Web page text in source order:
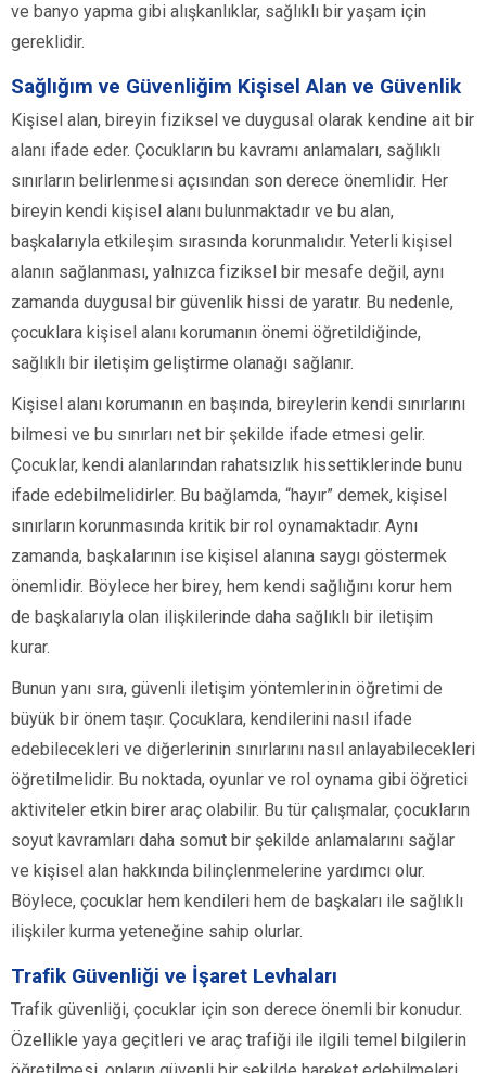
ve banyo yapma gibi alışkanlıklar, sağlıklı bir yaşam için
gereklidir.
Sağlığım ve Güvenliğim Kişisel Alan ve Güvenlik
Kişisel alan, bireyin fiziksel ve duygusal olarak kendine ait bir
alanı ifade eder. Çocukların bu kavramı anlamaları, sağlıklı
sınırların belirlenmesi açısından son derece önemlidir. Her
bireyin kendi kişisel alanı bulunmaktadır ve bu alan,
başkalarıyla etkileşim sırasında korunmalıdır. Yeterli kişisel
alanın sağlanması, yalnızca fiziksel bir mesafe değil, aynı
zamanda duygusal bir güvenlik hissi de yaratır. Bu nedenle,
çocuklara kişisel alanı korumanın önemi öğretildiğinde,
sağlıklı bir iletişim geliştirme olanağı sağlanır.
Kişisel alanı korumanın en başında, bireylerin kendi sınırlarını
bilmesi ve bu sınırları net bir şekilde ifade etmesi gelir.
Çocuklar, kendi alanlarından rahatsızlık hissettiklerinde bunu
ifade edebilmelidirler. Bu bağlamda, “hayır” demek, kişisel
sınırların korunmasında kritik bir rol oynamaktadır. Aynı
zamanda, başkalarının ise kişisel alanına saygı göstermek
önemlidir. Böylece her birey, hem kendi sağlığını korur hem
de başkalarıyla olan ilişkilerinde daha sağlıklı bir iletişim
kurar.
Bunun yanı sıra, güvenli iletişim yöntemlerinin öğretimi de
büyük bir önem taşır. Çocuklara, kendilerini nasıl ifade
edebilecekleri ve diğerlerinin sınırlarını nasıl anlayabilecekleri
öğretilmelidir. Bu noktada, oyunlar ve rol oynama gibi öğretici
aktiviteler etkin birer araç olabilir. Bu tür çalışmalar, çocukların
soyut kavramları daha somut bir şekilde anlamalarını sağlar
ve kişisel alan hakkında bilinçlenmelerine yardımcı olur.
Böylece, çocuklar hem kendileri hem de başkaları ile sağlıklı
ilişkiler kurma yeteneğine sahip olurlar.
Trafik Güvenliği ve İşaret Levhaları
Trafik güvenliği, çocuklar için son derece önemli bir konudur.
Özellikle yaya geçitleri ve araç trafiği ile ilgili temel bilgilerin